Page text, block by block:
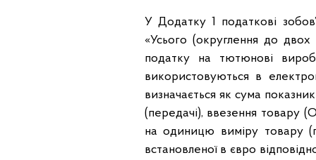
У Додатку 1 податкові
«Усього (округлення до двох
податку на тютюнові
використовуються в
визначається як сума
(передачі), ввезення товару
на одиницю виміру товару
встановленої в євро